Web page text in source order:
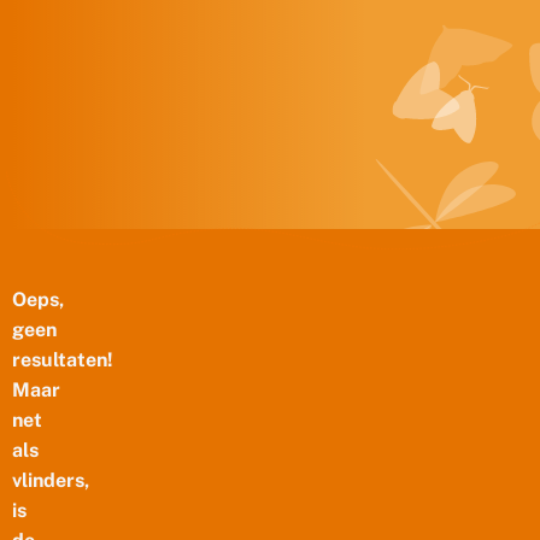
Oeps,
geen
resultaten!
Maar
net
als
vlinders,
is